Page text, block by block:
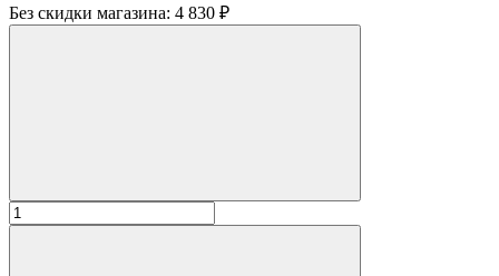
Без скидки магазина: 4 830 ₽